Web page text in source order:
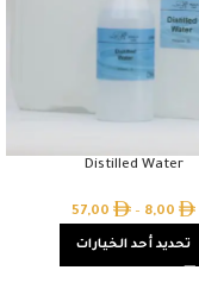
Distilled Water
8,00
–
57,00
تحديد أحد الخيارات